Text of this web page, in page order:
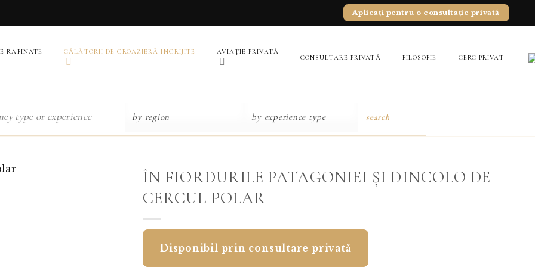
Aplicați pentru o consultație privată
RAFINATE CĂLĂTORII DE CROAZIERĂ ÎNGRIJITE AVIAȚIE PRIVATĂ
CONSULTARE PRIVATĂ FILOSOFIE CERC PRIVAT
search
ÎN FIORDURILE PATAGONIEI ȘI DINCOLO DE
CERCUL POLAR
Disponibil prin consultare privată